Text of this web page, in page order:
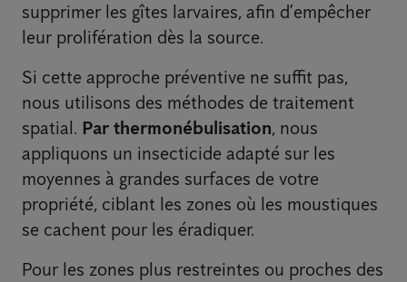
supprimer les gîtes larvaires, afin d’empêcher
leur prolifération dès la source.
Si cette approche préventive ne suffit pas,
nous utilisons des méthodes de traitement
spatial. Par thermonébulisation, nous
appliquons un insecticide adapté sur les
moyennes à grandes surfaces de votre
propriété, ciblant les zones où les moustiques
se cachent pour les éradiquer.
Pour les zones plus restreintes ou proches des